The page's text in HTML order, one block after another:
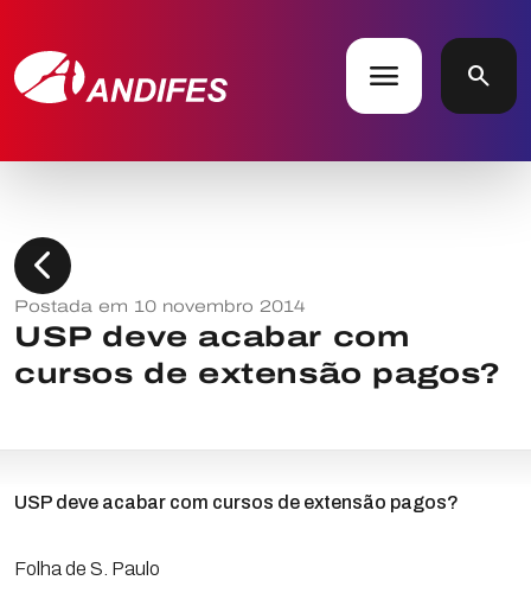
menu search
chevron_left
Postada em 10 novembro 2014
USP deve acabar com
cursos de extensão pagos?
USP deve acabar com cursos de extensão pagos?
Folha de S. Paulo